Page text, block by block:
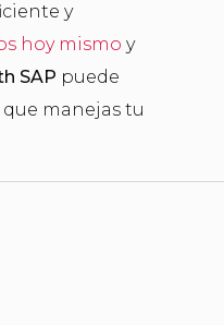
y
hoy mismo y
SAP puede
manejas tu